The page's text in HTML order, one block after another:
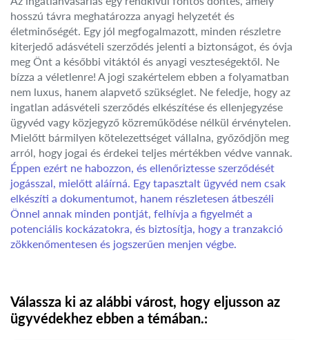
hosszú távra meghatározza anyagi helyzetét és
életminőségét. Egy jól megfogalmazott, minden részletre
kiterjedő adásvételi szerződés jelenti a biztonságot, és óvja
meg Önt a későbbi vitáktól és anyagi veszteségektől. Ne
bízza a véletlenre! A jogi szakértelem ebben a folyamatban
nem luxus, hanem alapvető szükséglet. Ne feledje, hogy az
ingatlan adásvételi szerződés elkészítése és ellenjegyzése
ügyvéd vagy közjegyző közreműködése nélkül érvénytelen.
Mielőtt bármilyen kötelezettséget vállalna, győződjön meg
arról, hogy jogai és érdekei teljes mértékben védve vannak.
Éppen ezért ne habozzon, és ellenőriztesse szerződését
jogásszal, mielőtt aláírná. Egy tapasztalt ügyvéd nem csak
elkészíti a dokumentumot, hanem részletesen átbeszéli
Önnel annak minden pontját, felhívja a figyelmét a
potenciális kockázatokra, és biztosítja, hogy a tranzakció
zökkenőmentesen és jogszerűen menjen végbe.
Válassza ki az alábbi várost, hogy eljusson az
ügyvédekhez ebben a témában.: